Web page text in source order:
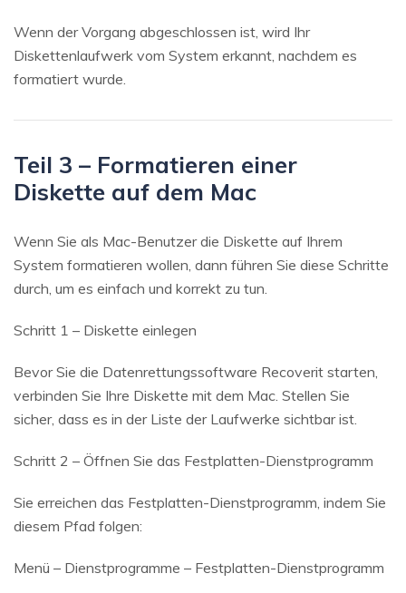
Wenn der Vorgang abgeschlossen ist, wird Ihr
Diskettenlaufwerk vom System erkannt, nachdem es
formatiert wurde.
Teil 3 – Formatieren einer
Diskette auf dem Mac
Wenn Sie als Mac-Benutzer die Diskette auf Ihrem
System formatieren wollen, dann führen Sie diese Schritte
durch, um es einfach und korrekt zu tun.
Schritt 1 – Diskette einlegen
Bevor Sie die Datenrettungssoftware Recoverit starten,
verbinden Sie Ihre Diskette mit dem Mac. Stellen Sie
sicher, dass es in der Liste der Laufwerke sichtbar ist.
Schritt 2 – Öffnen Sie das Festplatten-Dienstprogramm
Sie erreichen das Festplatten-Dienstprogramm, indem Sie
diesem Pfad folgen:
Menü – Dienstprogramme – Festplatten-Dienstprogramm